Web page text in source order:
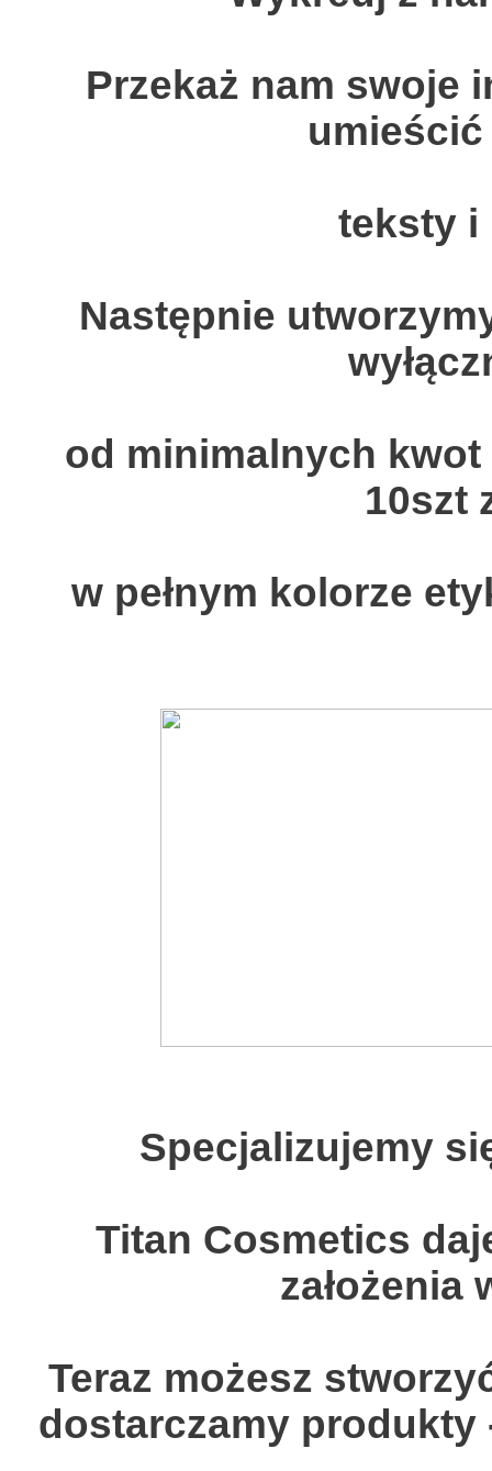
Przekaż nam swoje
teksty i
Następnie
od minimalnych
10szt
w pełnym kolorze
Specjalizujemy
Titan Cosmetics
założenia
Teraz możesz
dostarczamy produkty